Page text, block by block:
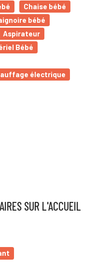
Chaise bébé
bébé
Aspirateur
Bébé
électrique
SUR L'ACCUEIL